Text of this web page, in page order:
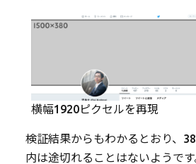
横幅1920ピクセルを再現
検証結果からもわかるとおり、
内は途切れることはないようです